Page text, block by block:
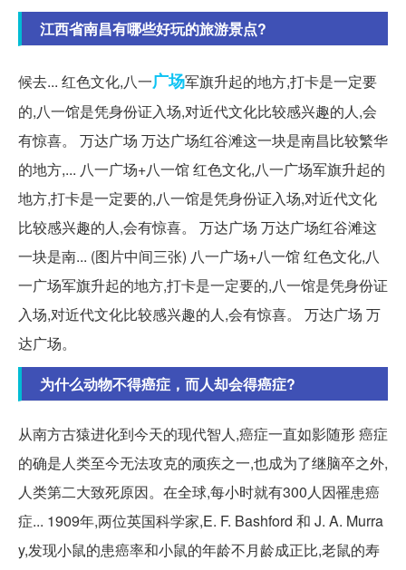
江西省南昌有哪些好玩的旅游景点?
候去... 红色文化,八一广场军旗升起的地方,打卡是一定要
的,八一馆是凭身份证入场,对近代文化比较感兴趣的人,会
有惊喜。 万达广场 万达广场红谷滩这一块是南昌比较繁华
的地方,... 八一广场+八一馆 红色文化,八一广场军旗升起的
地方,打卡是一定要的,八一馆是凭身份证入场,对近代文化
比较感兴趣的人,会有惊喜。 万达广场 万达广场红谷滩这
一块是南... (图片中间三张) 八一广场+八一馆 红色文化,八
一广场军旗升起的地方,打卡是一定要的,八一馆是凭身份证
入场,对近代文化比较感兴趣的人,会有惊喜。 万达广场 万
达广场。
为什么动物不得癌症，而人却会得癌症?
从南方古猿进化到今天的现代智人,癌症一直如影随形 癌症
的确是人类至今无法攻克的顽疾之一,也成为了继脑卒之外,
人类第二大致死原因。在全球,每小时就有300人因罹患癌
症... 1909年,两位英国科学家,E. F. Bashford 和 J. A. Murra
y,发现小鼠的患癌率和小鼠的年龄不月龄成正比,老鼠的寿